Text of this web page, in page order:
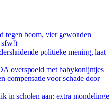
tegen boom, vier gewonden
sfw!)
politieke mening, laat
overspoeld met babykonijntjes
compensatie voor schade door
in scholen aan: extra mondelinge